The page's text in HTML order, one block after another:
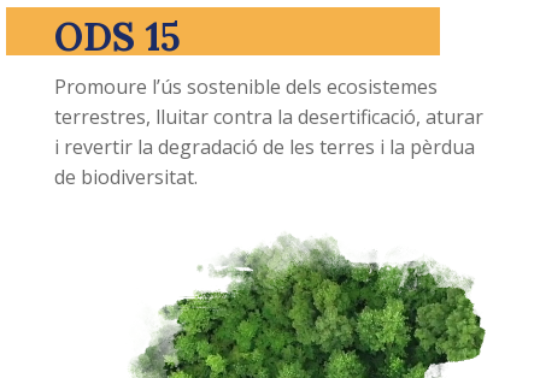
ODS 15
Promoure l’ús sostenible dels ecosistemes
terrestres, lluitar contra la desertificació, aturar
i revertir la degradació de les terres i la pèrdua
de biodiversitat.